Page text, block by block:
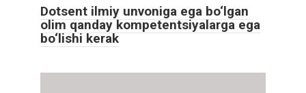
Dotsent ilmiy unvoniga ega bo‘lgan
olim qanday kompetentsiyalarga ega
bo‘lishi kerak